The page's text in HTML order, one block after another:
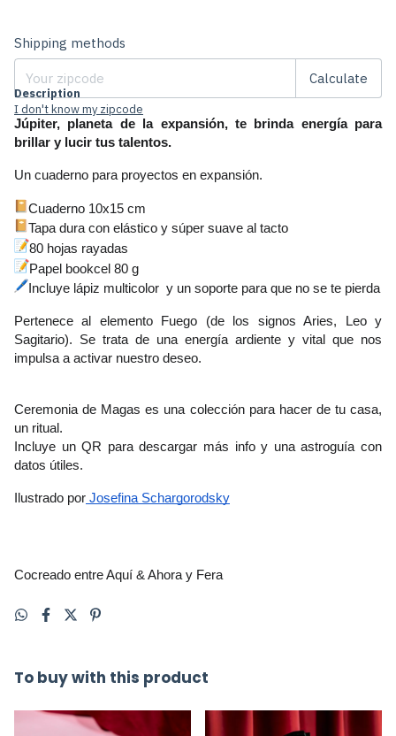
Shipping for zipcode:
Shipping methods
Calculate
I don't know my zipcode
Description
Júpiter, planeta de la expansión, te brinda energía para
brillar y lucir tus talentos.
Un cuaderno para proyectos en expansión.
Cuaderno 10x15 cm
Tapa dura con elástico y súper suave al tacto
80 hojas rayadas
Papel bookcel 80 g
Incluye lápiz multicolor y un soporte para que no se te pierda
Pertenece al
elemento Fuego (de los signos Aries, Leo y
Sagitario). Se trata de una energía ardiente y vital que nos
impulsa a activar nuestro deseo.
Ceremonia de Magas es una colección para hacer de tu casa,
un ritual.
Incluye un QR para descargar más info y una astroguía con
datos útiles.
Ilustrado por Josefina Schargorodsky
Cocreado entre Aquí & Ahora y Fera
To buy with this product